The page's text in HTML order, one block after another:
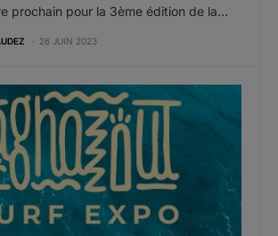
prochain pour la 3ème édition de la…
26 JUIN 2023